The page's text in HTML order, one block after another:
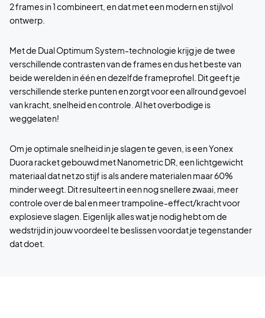
2 frames in 1 combineert, en dat met een modern en stijlvol
ontwerp.
Met de Dual Optimum System-technologie krijg je de twee
verschillende contrasten van de frames en dus het beste van
beide werelden in één en dezelfde frameprofiel. Dit geeft je
verschillende sterke punten en zorgt voor een allround gevoel
van kracht, snelheid en controle. Al het overbodige is
weggelaten!
Om je optimale snelheid in je slagen te geven, is een Yonex
Duora racket gebouwd met Nanometric DR, een lichtgewicht
materiaal dat net zo stijf is als andere materialen maar 60%
minder weegt. Dit resulteert in een nog snellere zwaai, meer
controle over de bal en meer trampoline-effect/kracht voor
explosieve slagen. Eigenlijk alles wat je nodig hebt om de
wedstrijd in jouw voordeel te beslissen voordat je tegenstander
dat doet.